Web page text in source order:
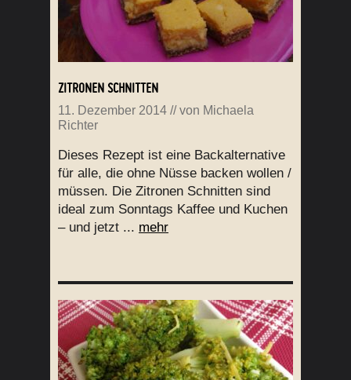
ZITRONEN SCHNITTEN
11. Dezember 2014 // von Michaela
Richter
Dieses Rezept ist eine Backalternative
für alle, die ohne Nüsse backen wollen /
müssen. Die Zitronen Schnitten sind
ideal zum Sonntags Kaffee und Kuchen
– und jetzt ... mehr